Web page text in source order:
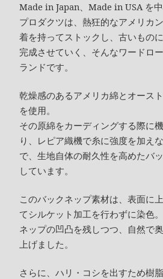
Made in Japan、Made in USA を
プロダクツは、熱狂的なアメリカ
着を持ってストックし、古いもの
完成させていく、そんなワードロ
ランドです。
乾燥感のあるアメリカ綿とオース
を使用。
その原綿をカーディングする際に
り、レピア織機で糸に強度を加え
で、生地自体の耐久性を高めたバ
しています。
このバックネップ素材は、表面に
てシルケット加工を行わずに染色。
ネップの凹凸を残しつつ、自然で
上げました。
さらに、ハリ・コシを出すため樹